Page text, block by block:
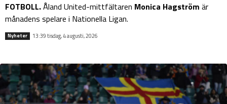
FOTBOLL.Åland United-mittfältaren Monica Hagström är
månadens spelare i Nationella Ligan.
Nyheter 13:39 tisdag, 4 augusti, 2026